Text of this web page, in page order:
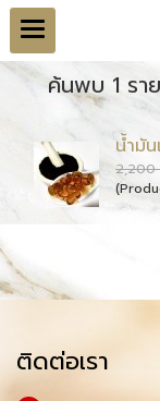
ค้นพบ 1 รา
น้ำมั
2,200
ติดต่อเรา